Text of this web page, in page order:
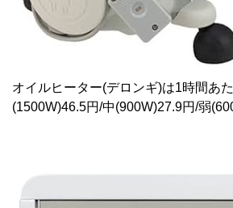
オイルヒーター(デロンギ)は1時間あ
(1500W)46.5円/中(900W)27.9円/弱